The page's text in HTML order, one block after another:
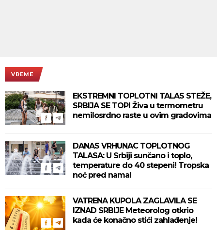
VREME
EKSTREMNI TOPLOTNI TALAS STEŽE,
SRBIJA SE TOPI Živa u termometru
nemilosrdno raste u ovim gradovima
DANAS VRHUNAC TOPLOTNOG
TALASA: U Srbiji sunčano i toplo,
temperature do 40 stepeni! Tropska
noć pred nama!
VATRENA KUPOLA ZAGLAVILA SE
IZNAD SRBIJE Meteorolog otkrio
kada će konačno stići zahlađenje!